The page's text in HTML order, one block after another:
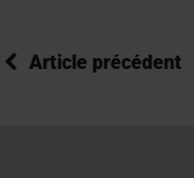
Article précédent